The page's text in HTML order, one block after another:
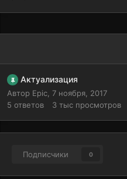
Актуализация
Автор Epic 7 ноября, 2017
5 ответов 3 тыс просмотров
Подписчики 0